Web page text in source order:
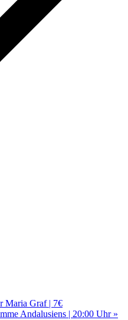
Maria Graf | 7€
Andalusiens | 20:00 Uhr »